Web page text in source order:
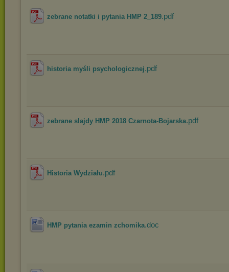
zebrane notatki i pytania HMP 2_189.pdf
historia myśli psychologicznej.pdf
zebrane slajdy HMP 2018 Czarnota-Bojarska.pdf
Historia Wydziału.pdf
HMP pytania ezamin zchomika.doc